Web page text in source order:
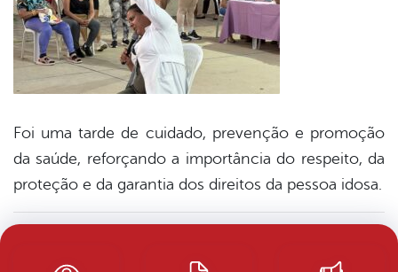
Foi uma tarde de cuidado, prevenção e promoção
da saúde, reforçando a importância do respeito, da
proteção e da garantia dos direitos da pessoa idosa.